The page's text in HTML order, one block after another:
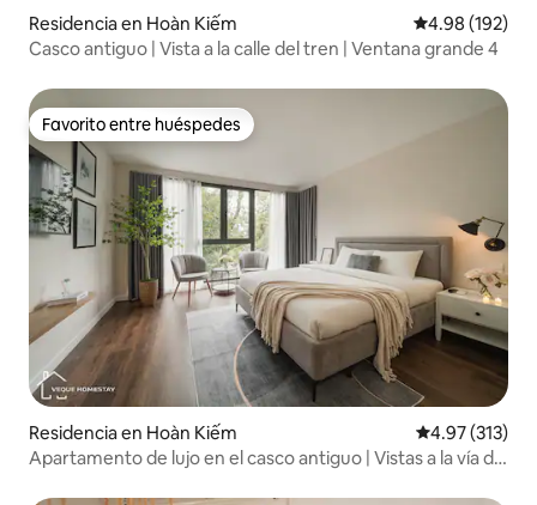
Residencia en Hoàn Kiếm Calificación
4.98 (192)
Casco antiguo | Vista a la calle del tren | Ventana grande 4
Favorito entre huéspedes
Favorito entre huéspedes
Residencia en Hoàn Kiếm Calificación
4.97 (313)
Apartamento de lujo en el casco antiguo | Vistas a la vía del